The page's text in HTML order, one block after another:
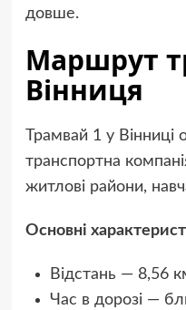
довше.
Маршрут
Вінниця
Трамвай 1 у
транспортна
житлові райони,
Основні
Відстань — 8,56
Час в дорозі —